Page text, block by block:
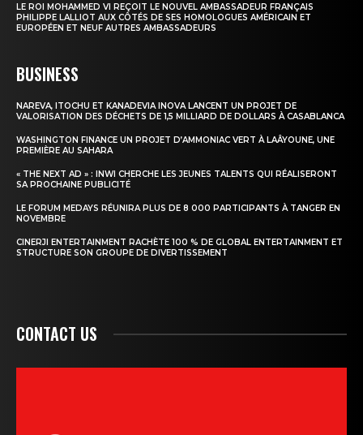
LE ROI MOHAMMED VI REÇOIT LE NOUVEL AMBASSADEUR FRANÇAIS
PHILIPPE LALLIOT AUX CÔTÉS DE SES HOMOLOGUES AMÉRICAIN ET
EUROPÉEN ET NEUF AUTRES AMBASSADEURS
BUSINESS
NAREVA, ITOCHU ET KANADEVIA INOVA LANCENT UN PROJET DE
VALORISATION DES DÉCHETS DE 1,5 MILLIARD DE DOLLARS À CASABLANCA
WASHINGTON FINANCE UN PROJET D’AMMONIAC VERT À LAÂYOUNE, UNE
PREMIÈRE AU SAHARA
« THE NEXT AD » : INWI CHERCHE LES JEUNES TALENTS QUI RÉALISERONT
SA PROCHAINE PUBLICITÉ
LE FORUM MEDAYS RÉUNIRA PLUS DE 8 000 PARTICIPANTS À TANGER EN
NOVEMBRE
CINERJI ENTERTAINMENT RACHÈTE 100 % DE GLOBAL ENTERTAINMENT ET
STRUCTURE SON GROUPE DE DIVERTISSEMENT
CONTACT US